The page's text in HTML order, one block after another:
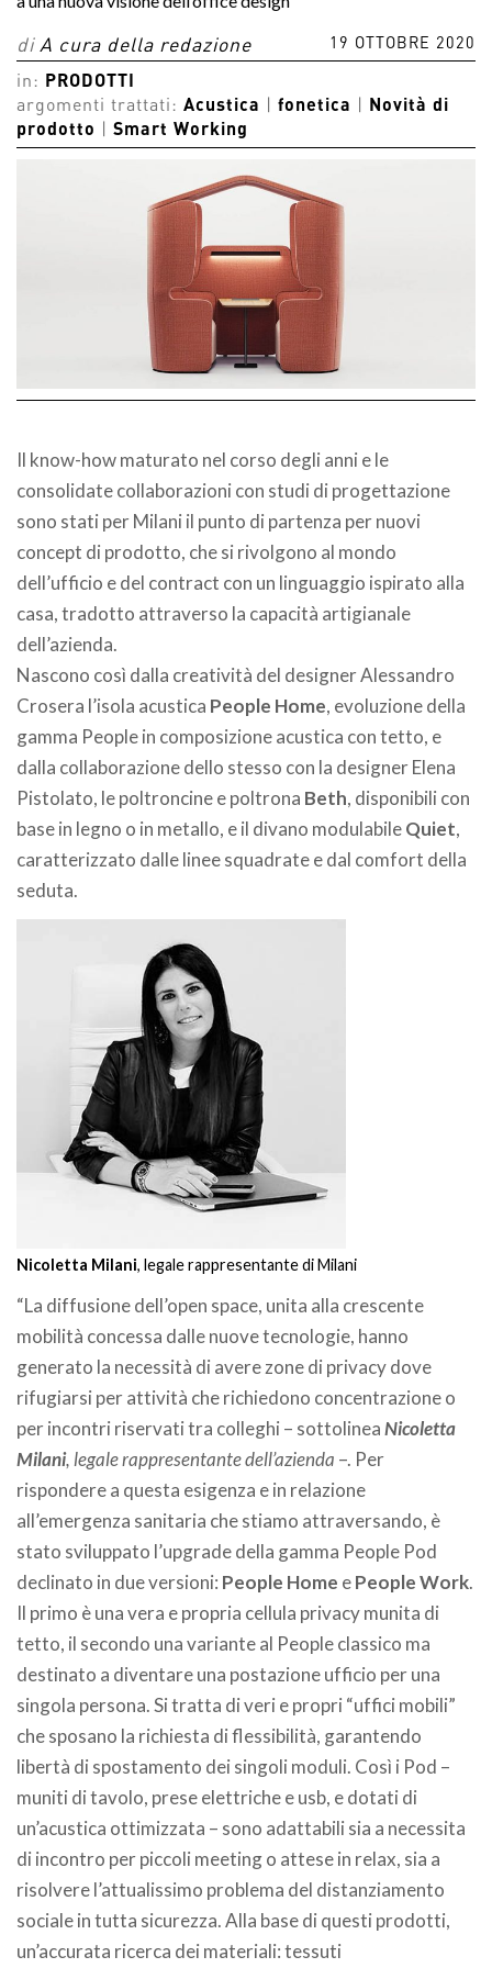
di A cura della redazione 19 OTTOBRE 2020
in:
PRODOTTI
argomenti trattati: Acustica fonetica
Novità di
prodotto
Smart Working
Il know-how maturato nel corso degli anni e le
consolidate collaborazioni con studi di progettazione
sono stati per Milani il punto di partenza per nuovi
concept di prodotto, che si rivolgono al mondo
dell’ufficio e del contract con un linguaggio ispirato alla
casa, tradotto attraverso la capacità artigianale
dell’azienda.
Nascono così dalla creatività del designer Alessandro
Crosera l’isola acustica People Home, evoluzione della
gamma People in composizione acustica con tetto, e
dalla collaborazione dello stesso con la designer Elena
Pistolato, le poltroncine e poltrona Beth, disponibili con
base in legno o in metallo, e il divano modulabileQuiet,
caratterizzato dalle linee squadrate e dal comfort della
seduta.
Nicoletta Milani, legale rappresentante di Milani
“La diffusione dell’open space, unita alla crescente
mobilità concessa dalle nuove tecnologie, hanno
generato la necessità di avere zone di privacy dove
rifugiarsi per attività che richiedono concentrazione o
per incontri riservati tra colleghi – sottolineaNicoletta
Milani, legale rappresentante dell’azienda –. Per
rispondere a questa esigenza e in relazione
all’emergenza sanitaria che stiamo attraversando, è
stato sviluppato l’upgrade della gamma People Pod
declinato in due versioni: People Home ePeople Work.
Il primo è una vera e propria cellula privacy munita di
tetto, il secondo una variante al People classico ma
destinato a diventare una postazione ufficio per una
singola persona. Si tratta di veri e propri “uffici mobili”
che sposano la richiesta di flessibilità, garantendo
libertà di spostamento dei singoli moduli. Così i Pod –
muniti di tavolo, prese elettriche e usb, e dotati di
un’acustica ottimizzata – sono adattabili sia a necessita
di incontro per piccoli meeting o attese in relax, sia a
risolvere l’attualissimo problema del distanziamento
sociale in tutta sicurezza. Alla base di questi prodotti,
un’accurata ricerca dei materiali: tessuti